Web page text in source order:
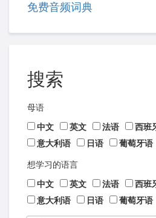
免费音频词典
搜索
母语
中文
英文 法语 西班
意大利语
日语 葡萄牙语
想学习的语言
中文
英文 法语 西班
意大利语
日语 葡萄牙语